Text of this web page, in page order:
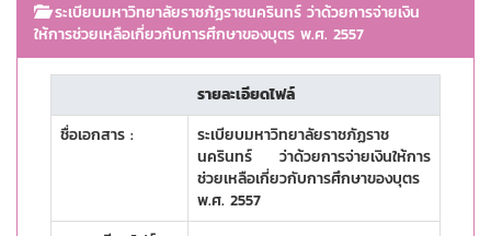
ระเบียบมหาวิทยาลัยราชภัฏราชนครินทร์ ว่าด้วยการจ่ายเงิน
ให้การช่วยเหลือเกี่ยวกับการศึกษาของบุตร พ.ศ. 2557
รายละเอียดไฟล์
ชื่อเอกสาร :
ระเบียบมหาวิทยาลัยราชภัฏราช
นครินทร์ ว่าด้วยการจ่ายเงินให้การ
ช่วยเหลือเกี่ยวกับการศึกษาของบุตร
พ.ศ. 2557